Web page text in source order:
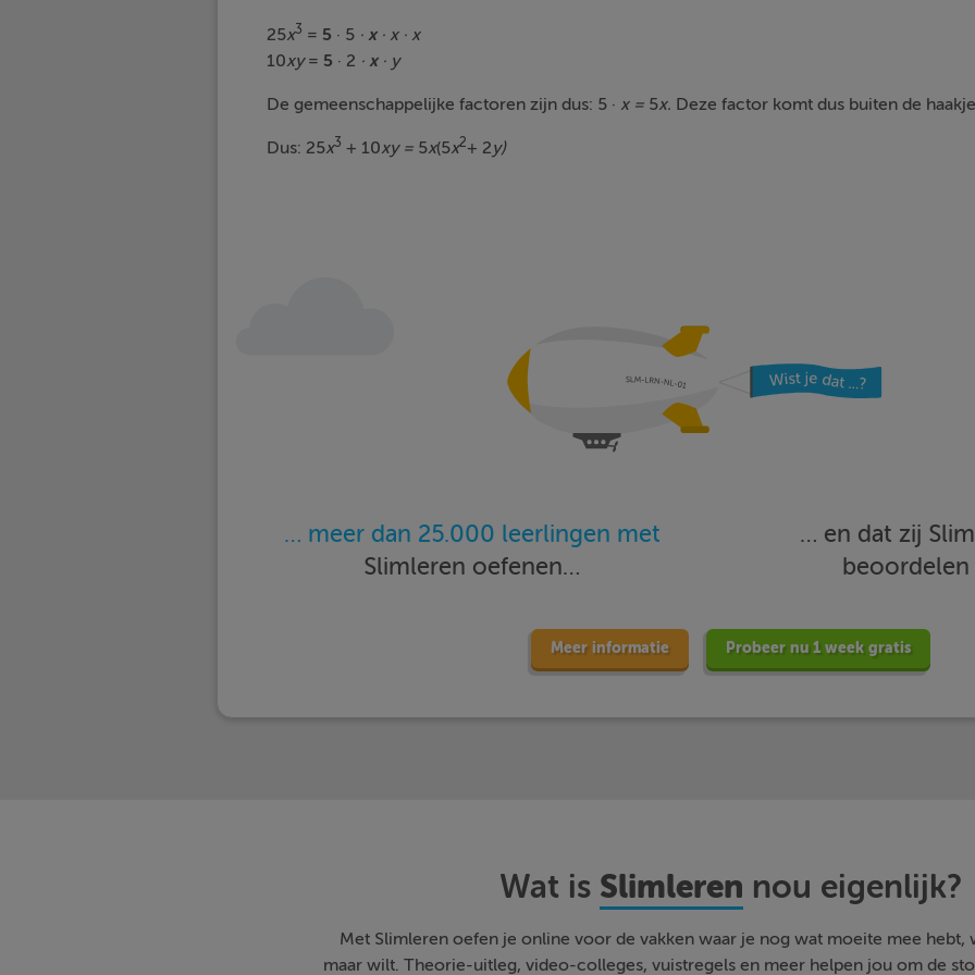
25x3 = 5 · 5 · x· x · x
10xy= 5 · 2 · x· y
De gemeenschappelijke factoren zijn dus: 5 · x = 5x. Deze factor komt dus buiten de
Dus: 25x3 + 10xy = 5x(5x2+ 2y)
… meer dan 25.000 leerlingen met
Slimleren oefenen…
… en dat zij
beoordelen
Meer informatie Probeer nu 1 week gratis
Wat is Slimleren nou eigenlijk?
Met Slimleren oefen je online voor de vakken waar je nog wat moeite mee hebt,
maar wilt. Theorie-uitleg, video-colleges, vuistregels en meer helpen jou om de